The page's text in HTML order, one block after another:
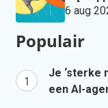
6 aug
Populair
Je ‘sterke
een AI-